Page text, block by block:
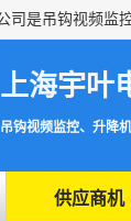
上海宇叶
吊钩视频监控、升降
供应商机